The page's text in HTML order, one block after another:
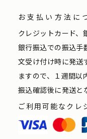
お支払い方法に
クレジットカード、
銀行振込での振込手
文受け付け時に発送
ますので、１週間以
振込確認後に発送と
ご利用可能なクレ